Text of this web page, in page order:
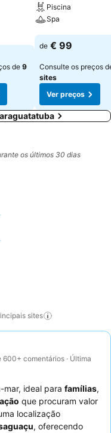
de9
Piscina
Spa
Ver preços
de € 99
Consulte os preços
sites
Ver preços
os últimos 30 dias
sites
comentários · Última
mar, ideal para famílias,
que procuram valor
localização
, oferecendo